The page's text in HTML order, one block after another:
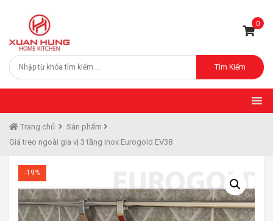
0
Tìm Kiếm
Trang chủ
Sản phẩm
Giá treo ngoài gia vị 3 tầng inox Eurogold EV38
-19%